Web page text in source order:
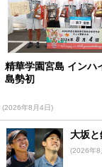
精華学園宮島 インハ
島勢初
(2026年8月4日)
大坂と
(2026年8